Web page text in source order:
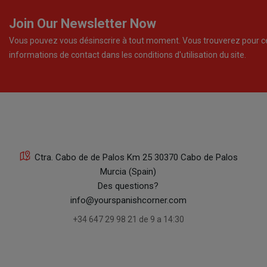
Join Our Newsletter Now
Vous pouvez vous désinscrire à tout moment. Vous trouverez pour
informations de contact dans les conditions d'utilisation du site.
Ctra. Cabo de de Palos Km 25 30370 Cabo de Palos
Murcia (Spain)
Des questions?
info@yourspanishcorner.com
+34 647 29 98 21 de 9 a 14:30